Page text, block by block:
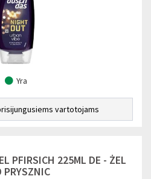
Yra
vartotojams
PFIRSICH 225ML DE - ŻEL
PRYSZNIC